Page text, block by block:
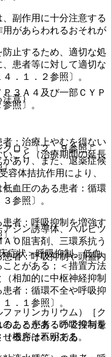
があらわれるおそれが
３Ａ４及び一部ＣＹＰ
照〕。
ロ＞〔２．９参照〕
あり、また、退薬症候
容体拮抗作用により、
。
ジン誘導体、バルビツ
Ｏ阻害剤、三環系抗う
症状＞呼吸抑制、低血
とがある；＜措置方法
相加的に中枢神経抑制
ァリンカリウム）［ク
ことがあるので投与量
機序は不明であ
副作用に十分注意する
止するため、適切な処
患者等に対して適切な
．１．２参照〕。
意）
：治療上やむを得ない
こと（治療期間の延長
〕。
血圧のある患者：循環
参照〕。
者：呼吸抑制を増強す
。
者：呼吸抑制や頭蓋内
者：循環不全や呼吸抑
．１参照〕。
ある患者：呼吸抑制を
るおそれがある。